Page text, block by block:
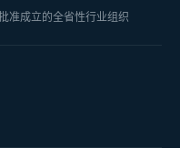
准成立的全省性行业组织